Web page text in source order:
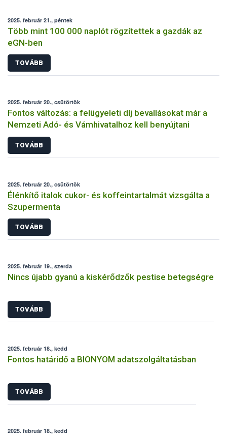
2025. február 21., péntek
Több mint 100 000 naplót rögzítettek a gazdák az
eGN-ben
TOVÁBB
2025. február 20., csütörtök
Fontos változás: a felügyeleti díj bevallásokat már a
Nemzeti Adó- és Vámhivatalhoz kell benyújtani
TOVÁBB
2025. február 20., csütörtök
Élénkítő italok cukor- és koffeintartalmát vizsgálta a
Szupermenta
TOVÁBB
2025. február 19., szerda
Nincs újabb gyanú a kiskérődzők pestise betegségre
TOVÁBB
2025. február 18., kedd
Fontos határidő a BIONYOM adatszolgáltatásban
TOVÁBB
2025. február 18., kedd